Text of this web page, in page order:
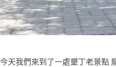
今天我們來到了一處墾丁老景點